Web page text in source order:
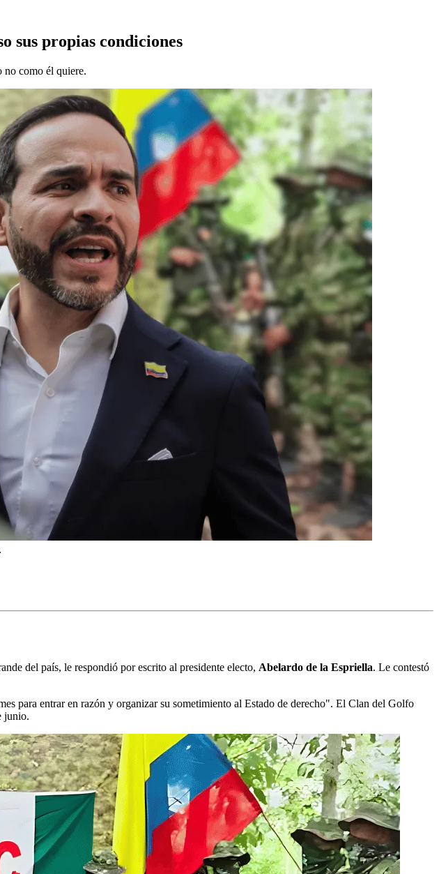
sus propias condiciones
no como él quiere.
del país, le respondió por escrito al presidente electo, Abelardo de la Espriella. Le contestó
para entrar en razón y organizar su sometimiento al Estado de derecho". El Clan del Golfo
junio.